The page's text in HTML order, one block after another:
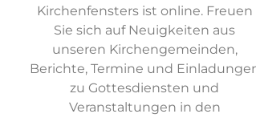
Kirchenfensters ist online. Freuen
Sie sich auf Neuigkeiten aus
unseren Kirchengemeinden,
Berichte, Termine und
zu Gottesdiensten und
Veranstaltungen in den